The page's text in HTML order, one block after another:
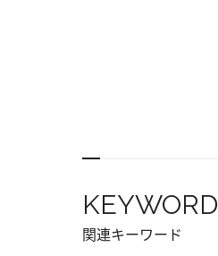
KEYWORD
関連キーワード